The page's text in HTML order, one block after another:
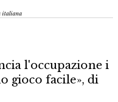
italiana
l'occupazione i
gioco facile», di